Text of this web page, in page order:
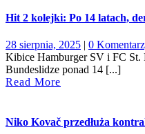
Hit 2 kolejki: Po 14 latach,
28 sierpnia, 202528
sierpnia,
2025
| 0
Kibice Hamburger SV i FC St.
Bundeslidze ponad 14 [...]
Read More
Niko Kovač przedłuża